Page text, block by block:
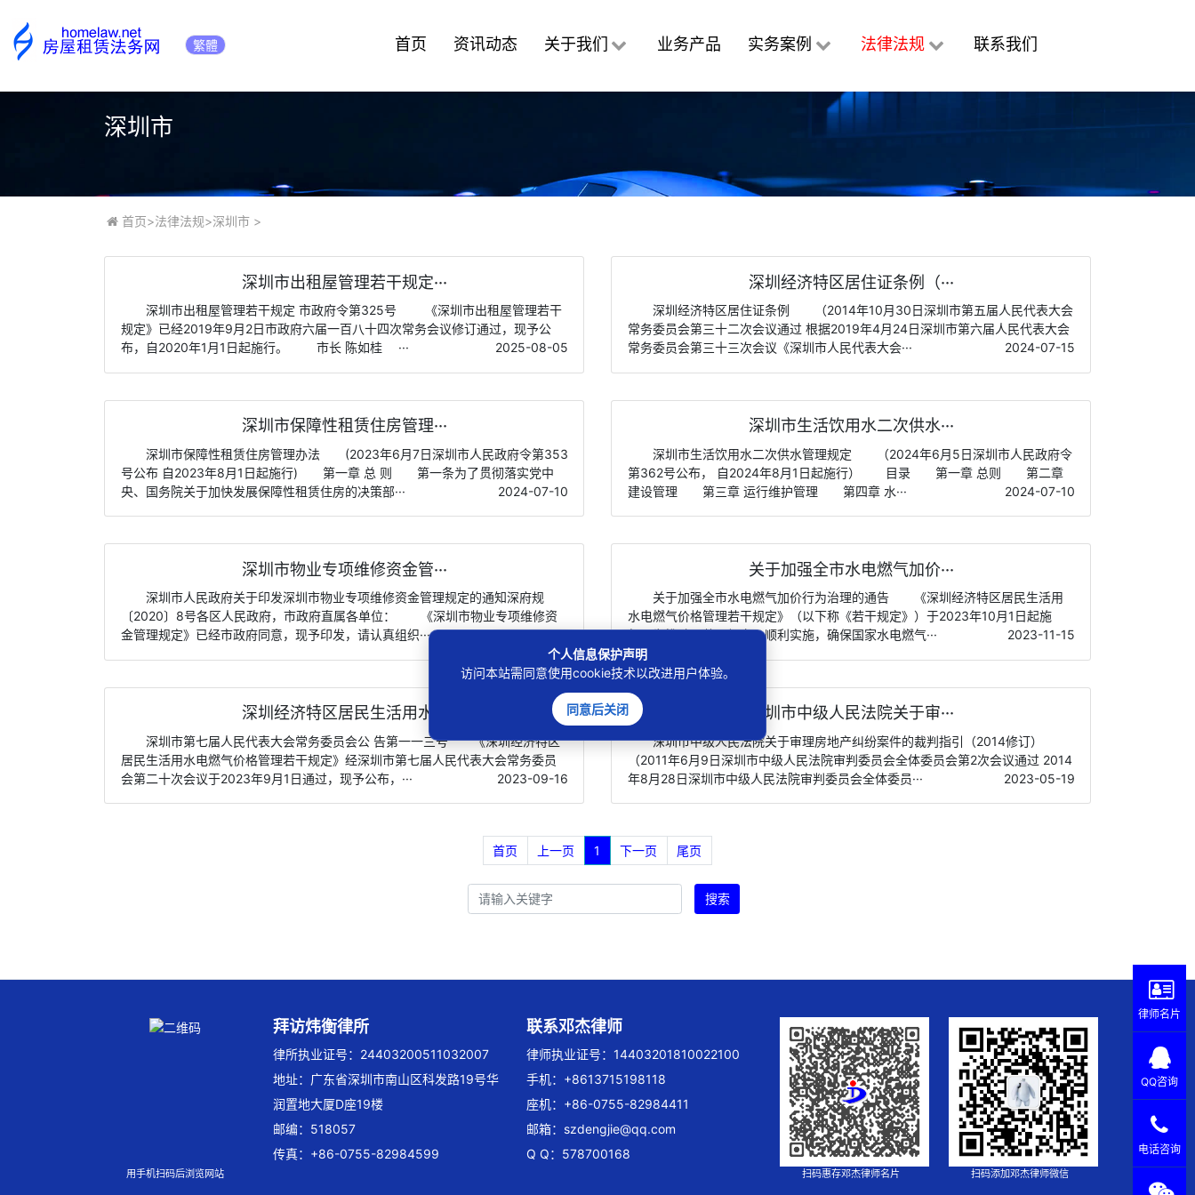
繁體 首页 资讯动态 关于我们 业务产品 实务案例 法律法规 联系我们
深圳市
首页>法律法规>深圳市>
深圳市出租屋管理若干规定···
深圳市出租屋管理若干规定 市政府令第325号 《深圳市出租屋管理若干
规定》已经2019年9月2日市政府六届一百八十四次常务会议修订通过，现予公
布，自2020年1月1日起施行。 市长 陈如桂 ···
2025-08-05
深圳经济特区居住证条例（···
深圳经济特区居住证条例 （2014年10月30日深圳市第五届人民代表大会
常务委员会第三十二次会议通过 根据2019年4月24日深圳市第六届人民代表大会
常务委员会第三十三次会议《深圳市人民代表大会···
2024-07-15
深圳市保障性租赁住房管理···
深圳市保障性租赁住房管理办法 (2023年6月7日深圳市人民政府令第353
号公布 自2023年8月1日起施行) 第一章 总 则 第一条为了贯彻落实党中
央、国务院关于加快发展保障性租赁住房的决策部···
2024-07-10
深圳市生活饮用水二次供水···
深圳市生活饮用水二次供水管理规定 （2024年6月5日深圳市人民政府令
第362号公布， 自2024年8月1日起施行） 目录 第一章 总则 第二章
建设管理 第三章 运行维护管理 第四章 水···
2024-07-10
深圳市物业专项维修资金管···
深圳市人民政府关于印发深圳市物业专项维修资金管理规定的通知深府规
〔2020〕8号各区人民政府，市政府直属各单位： 《深圳市物业专项维修资
金管理规定》已经市政府同意，现予印发，请认真组织···
2024-06-19
关于加强全市水电燃气加价···
关于加强全市水电燃气加价行为治理的通告 《深圳经济特区居民生活用
水电燃气价格管理若干规定》（以下称《若干规定》）于2023年10月1日起施
行。为推动《若干规定》顺利实施，确保国家水电燃气···
2023-11-15
深圳经济特区居民生活用水···
深圳市第七届人民代表大会常务委员会公 告第一一三号 《深圳经济特区
居民生活用水电燃气价格管理若干规定》经深圳市第七届人民代表大会常务委员
会第二十次会议于2023年9月1日通过，现予公布，···
2023-09-16
深圳市中级人民法院关于审···
深圳市中级人民法院关于审理房地产纠纷案件的裁判指引（2014修订）
（2011年6月9日深圳市中级人民法院审判委员会全体委员会第2次会议通过 2014
年8月28日深圳市中级人民法院审判委员会全体委员···
2023-05-19
首页 上一页 1 下一页 尾页
搜索
用手机扫码后浏览网站
拜访炜衡律所
律所执业证号：24403200511032007
地址：广东省深圳市南山区科发路19号华
润置地大厦D座19楼
邮编：518057
传真：+86-0755-82984599
联系邓杰律师
律师执业证号：14403201810022100
手机：+8613715198118
座机：+86-0755-82984411
邮箱： szdengjie@qq.com
Q Q：578700168
扫码惠存邓杰律师名片 扫码添加邓杰律师微信
律师名片
QQ咨询
电话咨询
个人信息保护声明
访问本站需同意使用cookie技术以改进用户体验。
同意后关闭